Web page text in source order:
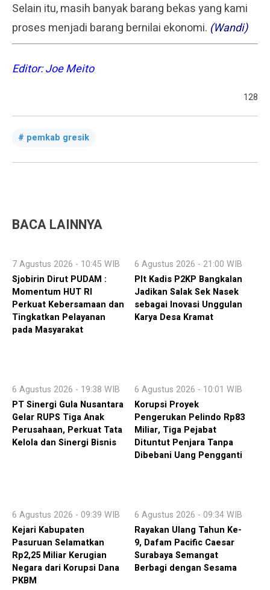
Selain itu, masih banyak barang bekas yang kami
proses menjadi barang bernilai ekonomi. (Wandi)
Editor: Joe Meito
128
pemkab gresik
BACA LAINNYA
7 Agustus 2026 - 10:45 WIB
Sjobirin Dirut PUDAM :
Momentum HUT RI
Perkuat Kebersamaan dan
Tingkatkan Pelayanan
pada Masyarakat
6 Agustus 2026 - 21:00 WIB
Plt Kadis P2KP Bangkalan
Jadikan Salak Sek Nasek
sebagai Inovasi Unggulan
Karya Desa Kramat
6 Agustus 2026 - 19:38 WIB
PT Sinergi Gula Nusantara
Gelar RUPS Tiga Anak
Perusahaan, Perkuat Tata
Kelola dan Sinergi Bisnis
6 Agustus 2026 - 10:01 WIB
Korupsi Proyek
Pengerukan Pelindo Rp83
Miliar, Tiga Pejabat
Dituntut Penjara Tanpa
Dibebani Uang Pengganti
6 Agustus 2026 - 09:39 WIB
Kejari Kabupaten
Pasuruan Selamatkan
Rp2,25 Miliar Kerugian
Negara dari Korupsi Dana
PKBM
6 Agustus 2026 - 09:34 WIB
Rayakan Ulang Tahun Ke-
9, Dafam Pacific Caesar
Surabaya Semangat
Berbagi dengan Sesama